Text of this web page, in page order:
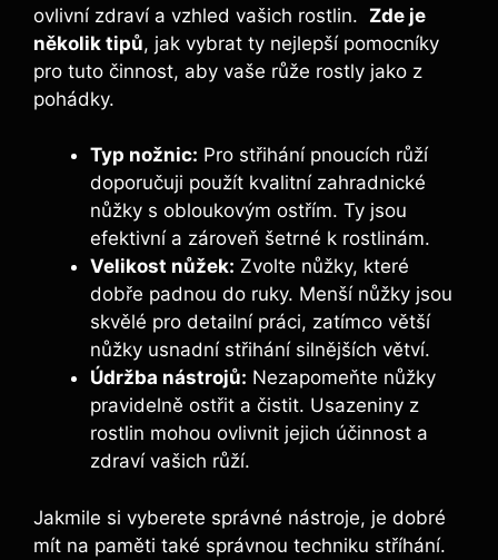
ovlivní ​zdraví a vzhled vašich rostlin. ⁤ Zde ⁤je
několik ‍tipů, jak vybrat ty ⁣nejlepší pomocníky
⁢pro ​tuto činnost, aby vaše růže rostly jako‍ z
pohádky.
Typ ‍nožnic: Pro střihání pnoucích růží‌
doporučuji použít kvalitní zahradnické‌
nůžky s obloukovým⁢ ostřím. Ty jsou
efektivní a zároveň šetrné k rostlinám.
Velikost nůžek: Zvolte nůžky, které⁣
dobře padnou do ruky.​ Menší nůžky jsou
skvělé ⁤pro detailní práci, zatímco‌ větší
nůžky usnadní‍ střihání silnějších‌ větví.
Údržba nástrojů: Nezapomeňte nůžky
pravidelně ‌ostřit ⁤a ⁣čistit. Usazeniny‌ z
rostlin mohou ovlivnit jejich účinnost a⁤
zdraví vašich⁤ růží.
Jakmile si vyberete⁤ správné nástroje, ⁢je ‌dobré
mít na paměti také správnou techniku stříhání.